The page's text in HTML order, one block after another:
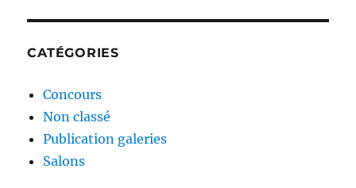
CATÉGORIES
Concours
Non classé
Publication galeries
Salons